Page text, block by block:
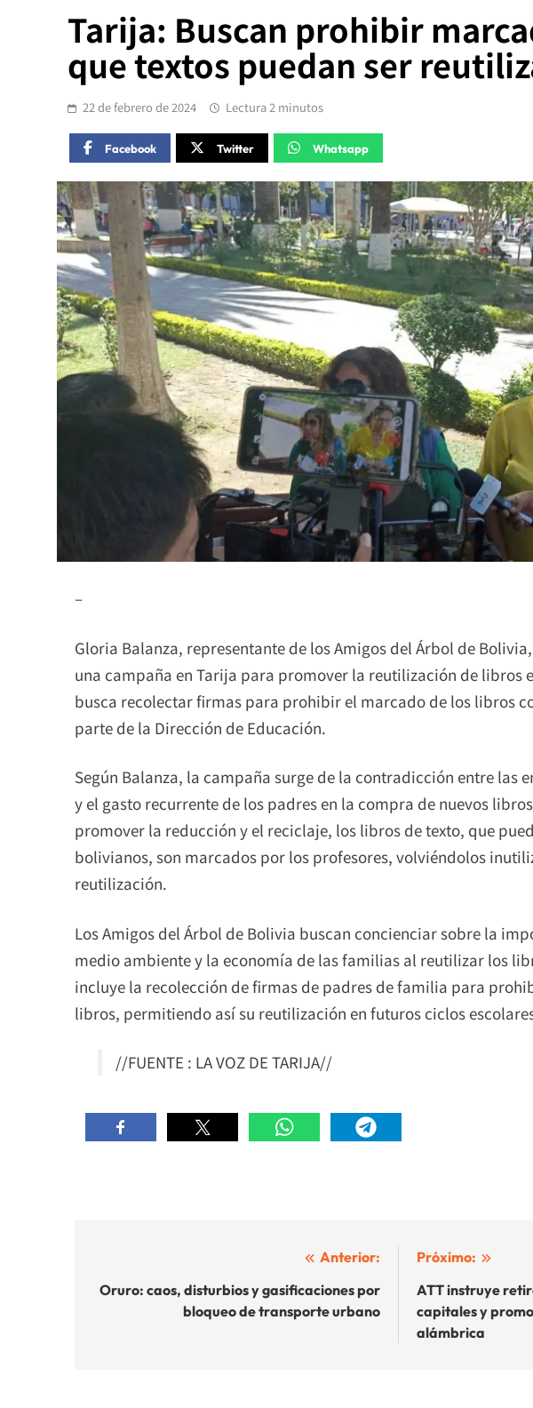
Tarija: Buscan prohibir
que textos puedan ser
22 de febrero de 2024 Lectura 2 minutos
Facebook Twitter Whatsapp
–
Gloria Balanza, representante de los Amigos del Árbol de
una campaña en Tarija para promover la reutilización de libros
busca recolectar firmas para prohibir el marcado de los libros
parte de la Dirección de Educación.
Según Balanza, la campaña surge de la contradicción entre las
y el gasto recurrente de los padres en la compra de nuevos
promover la reducción y el reciclaje, los libros de texto, que
bolivianos, son marcados por los profesores, volviéndolos
reutilización.
Los Amigos del Árbol de Bolivia buscan concienciar sobre la
medio ambiente y la economía de las familias al reutilizar los
incluye la recolección de firmas de padres de familia para
libros, permitiendo así su reutilización en futuros ciclos
//FUENTE : LA VOZ DE TARIJA//
de
Anterior:
Oruro: caos, disturbios y gasificaciones por
bloqueo de transporte urbano
Próximo:
ATT instruye
capitales y
alámbrica